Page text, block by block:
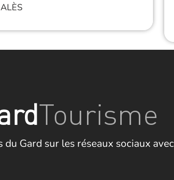
ALÈS
Tourisme
Gard sur les réseaux sociaux